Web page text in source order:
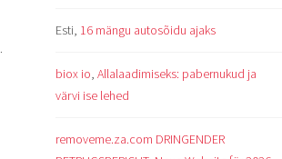
Esti, 16 mängu autosõidu ajaks
biox io, Allalaadimiseks: pabernukud ja
värvi ise lehed
removeme.za.com DRINGENDER